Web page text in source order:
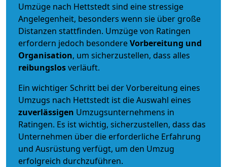
Umzüge nach Hettstedt sind eine stressige
Angelegenheit, besonders wenn sie über große
Distanzen stattfinden. Umzüge von Ratingen
erfordern jedoch besondereVorbereitung und
Organisation, um sicherzustellen, dass alles
reibungslosverläuft.
Ein wichtiger Schritt bei der Vorbereitung eines
Umzugs nach Hettstedt ist die Auswahl eines
zuverlässigen Umzugsunternehmens in
Ratingen. Es ist wichtig, sicherzustellen, dass das
Unternehmen über die erforderliche Erfahrung
und Ausrüstung verfügt, um den Umzug
erfolgreich durchzuführen.